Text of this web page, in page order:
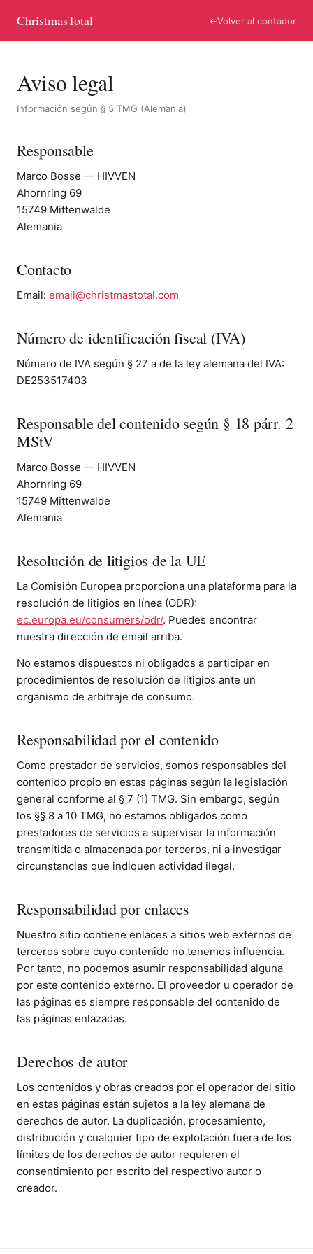
ChristmasTotal ←Volver al contador
Aviso legal
Información según § 5 TMG (Alemania)
Responsable
Marco Bosse — HIVVEN
Ahornring 69
15749 Mittenwalde
Alemania
Contacto
Email: email@christmastotal.com
Número de identificación fiscal (IVA)
Número de IVA según § 27 a de la ley alemana del IVA:
DE253517403
Responsable del contenido según § 18 párr. 2
MStV
Marco Bosse — HIVVEN
Ahornring 69
15749 Mittenwalde
Alemania
Resolución de litigios de la UE
La Comisión Europea proporciona una plataforma para la
resolución de litigios en línea (ODR):
ec.europa.eu/consumers/odr/. Puedes encontrar
nuestra dirección de email arriba.
No estamos dispuestos ni obligados a participar en
procedimientos de resolución de litigios ante un
organismo de arbitraje de consumo.
Responsabilidad por el contenido
Como prestador de servicios, somos responsables del
contenido propio en estas páginas según la legislación
general conforme al § 7 (1) TMG. Sin embargo, según
los §§ 8 a 10 TMG, no estamos obligados como
prestadores de servicios a supervisar la información
transmitida o almacenada por terceros, ni a investigar
circunstancias que indiquen actividad ilegal.
Responsabilidad por enlaces
Nuestro sitio contiene enlaces a sitios web externos de
terceros sobre cuyo contenido no tenemos influencia.
Por tanto, no podemos asumir responsabilidad alguna
por este contenido externo. El proveedor u operador de
las páginas es siempre responsable del contenido de
las páginas enlazadas.
Derechos de autor
Los contenidos y obras creados por el operador del sitio
en estas páginas están sujetos a la ley alemana de
derechos de autor. La duplicación, procesamiento,
distribución y cualquier tipo de explotación fuera de los
límites de los derechos de autor requieren el
consentimiento por escrito del respectivo autor o
creador.